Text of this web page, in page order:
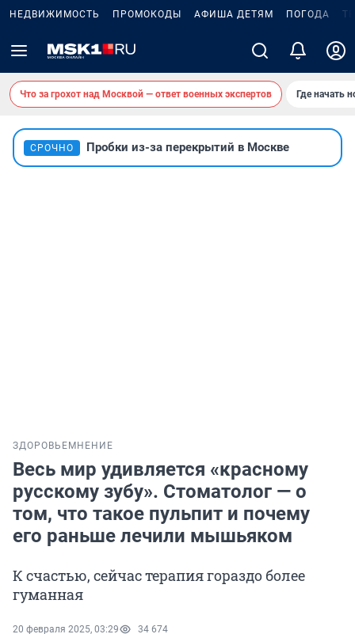
НЕДВИЖИМОСТЬ ПРОМОКОДЫ АФИША ДЕТЯМ ПОГОДА
Что за грохот над Москвой — ответ военных экспертов Где начать
СРОЧНО Пробки из-за перекрытий в Москве
ЗДОРОВЬЕ МНЕНИЕ
Весь мир удивляется «красному
русскому зубу». Стоматолог — о
том, что такое пульпит и почему
его раньше лечили мышьяком
К счастью, сейчас терапия гораздо более
гуманная
20 февраля 2025, 03:29 34 674